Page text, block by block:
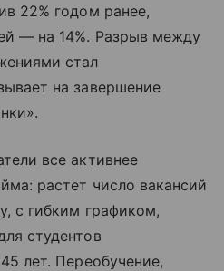
22% годом ранее,
— на 14%. Разрыв между
стал
на завершение
все активнее
растет число вакансий
с гибким графиком,
студентов
лет. Переобучение,